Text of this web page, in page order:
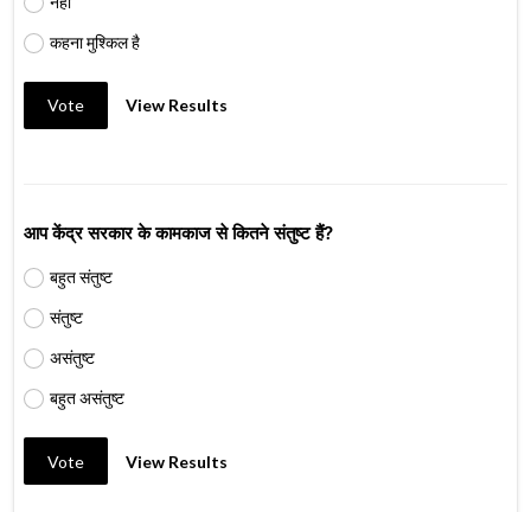
कहना मुश्किल है
Vote View Results
आप केंद्र सरकार के कामकाज से कितने संतुष्ट हैं?
बहुत संतुष्ट
संतुष्ट
असंतुष्ट
बहुत असंतुष्ट
Vote View Results